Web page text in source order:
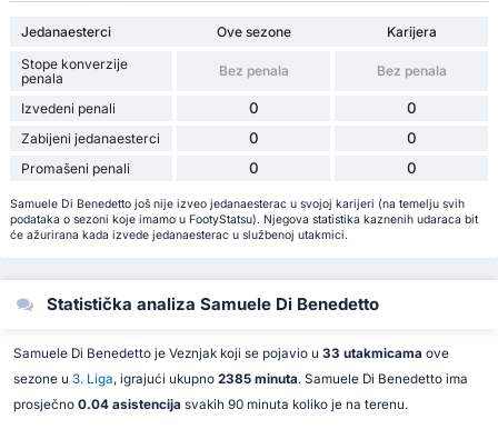
Jedanaesterci Ove sezone
Karijera
Stope konverzije
penala
Bez penala Bez penala
Izvedeni penali 0 0
Zabijeni jedanaesterci 0 0
Promašeni penali 0 0
Samuele Di Benedetto još nije izveo jedanaesterac u svojoj karijeri (na temelju svih
podataka o sezoni koje imamo u FootyStatsu). Njegova statistika kaznenih udaraca bit
će ažurirana kada izvede jedanaesterac u službenoj utakmici.
Statistička analiza Samuele Di Benedetto
Samuele Di Benedetto je Veznjak koji se pojavio u 33 utakmicama ove
sezone u 3. Liga, igrajući ukupno 2385 minuta. Samuele Di Benedetto ima
prosječno 0.04 asistencija svakih 90 minuta koliko je na terenu.